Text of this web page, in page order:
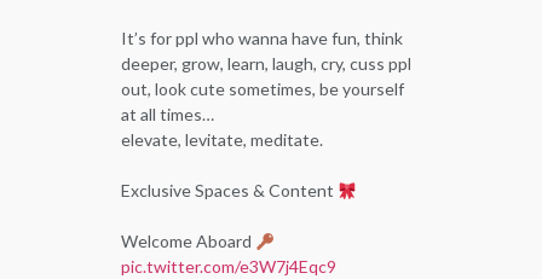
It’s for ppl who wanna have fun, think
deeper, grow, learn, laugh, cry, cuss ppl
out, look cute sometimes, be yourself
at all times…
elevate, levitate, meditate.
Exclusive Spaces & Content
Welcome Aboard
pic.twitter.com/e3W7j4Eqc9